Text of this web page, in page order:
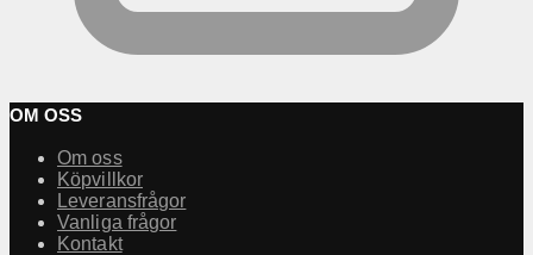
OM OSS
Om oss
Köpvillkor
Leveransfrågor
Vanliga frågor
Kontakt